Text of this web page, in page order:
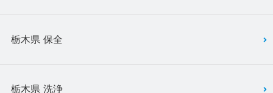
栃木県 保全
栃木県 洗浄